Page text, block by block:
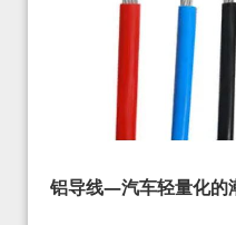
铝导线—汽车轻量化的